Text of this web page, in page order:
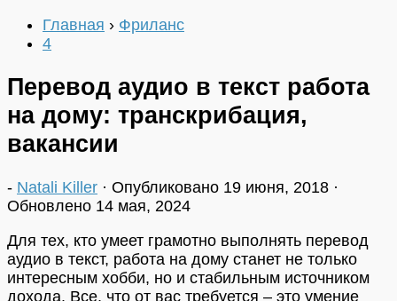
Главная › Фриланс
4
Перевод аудио в текст работа
на дому: транскрибация,
вакансии
- Natali Killer · Опубликовано 19 июня, 2018 ·
Обновлено 14 мая, 2024
Для тех, кто умеет грамотно выполнять перевод
аудио в текст, работа на дому станет не только
интересным хобби, но и стабильным источником
дохода. Все, что от вас требуется – это умение